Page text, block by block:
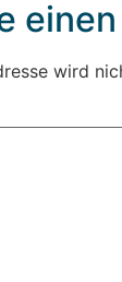
wird